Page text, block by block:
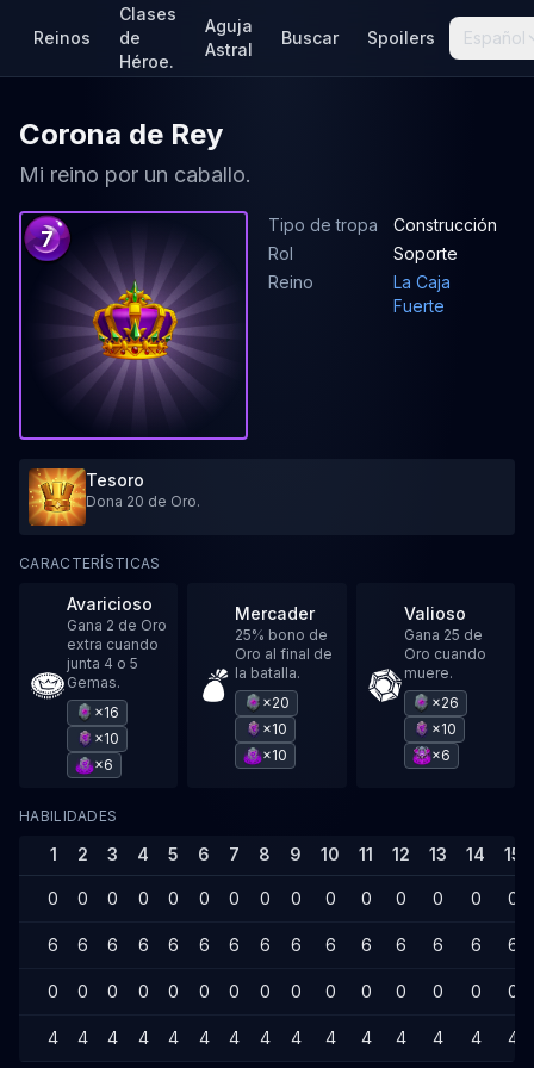
Reinos
Clases
de
Héroe.
Aguja
Astral
Buscar Spoilers Español
Corona de Rey
Mi reino por un caballo.
7
Tipo de tropa
Construcción
Rol
Soporte
Reino
La Caja
Fuerte
Tesoro
Dona 20 de Oro.
CARACTERÍSTICAS
Avaricioso
Gana 2 de Oro
extra cuando
junta 4 o 5
Gemas.
×16
×10
×6
Mercader
25% bono de
Oro al final de
la batalla.
×20
×10
×10
Valioso
Gana 25 de
Oro cuando
muere.
×26
×10
×6
HABILIDADES
1 2 3 4 5 6 7 8 9 10 11 12 13 14 15
0 0 0 0 0 0 0 0 0 0 0 0 0 0 0
6 6 6 6 6 6 6 6 6 6 6 6 6 6 6
0 0 0 0 0 0 0 0 0 0 0 0 0 0 0
4 4 4 4 4 4 4 4 4 4 4 4 4 4 4